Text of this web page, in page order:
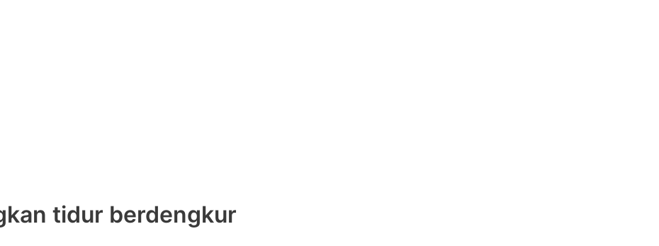
tidur berdengkur